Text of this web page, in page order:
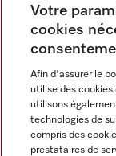
Langue
FRANCAIS
Votre
cookies
Afin d'assurer le
utilise des
utilisons
technologies de
compris des
prestataires de